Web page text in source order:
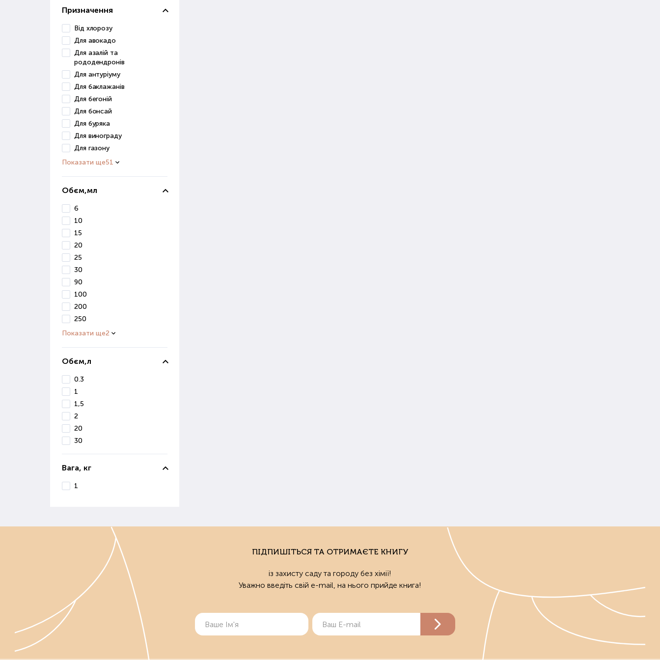
Призначення
Від хлорозу
Для авокадо
Для азалій та
рододендронів
Для антуріуму
Для баклажанів
Для бегоній
Для бонсай
Для буряка
Для винограду
Для газону
Показати ще51
Обєм,мл
6
10
15
20
25
30
90
100
200
250
Показати ще2
Обєм,л
0.3
1
1,5
2
20
30
Вага, кг
1
Ділянки, на яких будуть висаджені городні культури, можна живити безпосередньо перед і під час посадки.
Якщо підживити землю для розсади, сходи з'являться раніше і будуть більш життєздатними.
Магазин здорового образу землеробства "Мудрий Дачник" пропонує добрива та ґрунтополіпшувачі, які не шкодять
ґрунту та рослинам. У нас ви можете купити органічні добрива і для садових та городніх культур, і для кімнатних рослин.
Вони покращать структуру ґрунту та дозволять отримувати екологічно чистий урожай або рясне цвітіння. Усі засоби
реалізуються у зручній розфасовці.
Якщо ви живете у Харкові, то можете оформити замовлення та забрати його самовивозом з нашого офлайн-магазину.
ПІДПИШІТЬСЯ ТА ОТРИМАЄТЕ КНИГУ
із захисту саду та городу без хімії!
Уважно введіть свій e-mail, на нього прийде книга!